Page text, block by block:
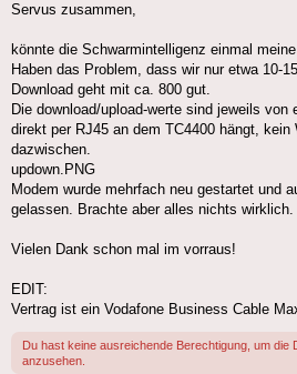
Servus zusammen,
könnte die Schwarmintelligenz einmal
Haben das Problem, dass wir nur etwa 10-
Download geht mit ca. 800 gut.
Die download/upload-werte sind jeweils von
direkt per RJ45 an dem TC4400 hängt, kein
dazwischen.
updown.PNG
Modem wurde mehrfach neu gestartet und
gelassen. Brachte aber alles nichts wirklich.
Vielen Dank schon mal im vorraus!
EDIT:
Vertrag ist ein Vodafone Business Cable
Du hast keine ausreichende Berechtigung, um die
anzusehen.